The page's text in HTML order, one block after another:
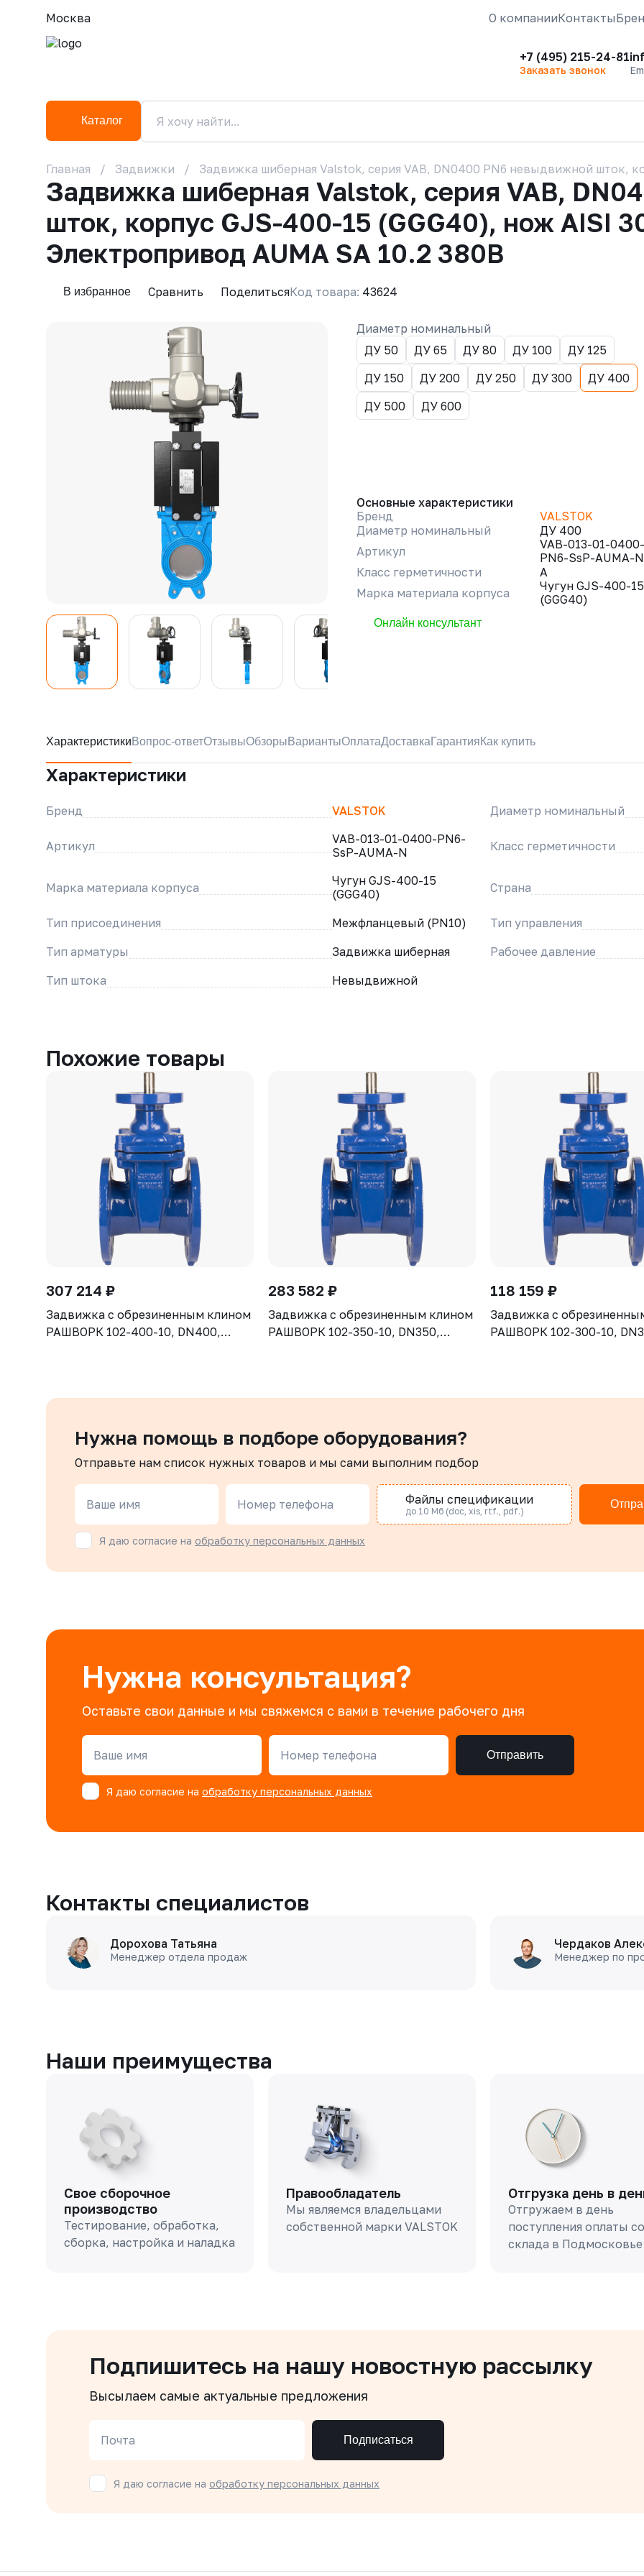
Москва О компанииКонтакты
+7 (495) 215-24-81
Заказать звонок
Каталог
Главная Задвижки Задвижка шиберная Valstok, серия VAB, DN0400 PN6 невыдвижной шток,
Задвижка шиберная Valstok, серия VAB,
шток, корпус GJS-400-15 (GGG40), нож AISI
Электропривод AUMA SA 10.2 380В
В избранное Сравнить ПоделитьсяКод товара: 43624
Диаметр номинальный
ДУ 50
ДУ 65 ДУ 80 ДУ 100
ДУ 125
ДУ 150
ДУ 200 ДУ 250 ДУ 300
ДУ 400
ДУ 500
ДУ 600
Основные характеристики
Бренд
VALSTOK
Диаметр номинальный
ДУ 400
Артикул
VAB-013-01-0400-
PN6-SsP-AUMA-N
Класс герметичности
A
Марка материала корпуса
Чугун GJS-400-15
(GGG40)
Онлайн консультант
Характеристики Вопрос-ответОтзывыОбзоры ВариантыОплатаДоставка Гарантия Как купить
Характеристики
Бренд VALSTOK Диаметр номинальный
Артикул
VAB-013-01-0400-PN6-
SsP-AUMA-N
Класс герметичности
Марка материала корпуса
Чугун GJS-400-15
(GGG40)
Страна
Тип присоединения Межфланцевый (PN10) Тип управления
Тип арматуры
Задвижка шиберная Рабочее давление
Тип штока
Невыдвижной
Похожие товары
307 214 ₽
Задвижка с обрезиненным клином
РАШВОРК 102-400-10, DN400,
283 582 ₽
Задвижка с обрезиненным клином
РАШВОРК 102-350-10, DN350,
118 159 ₽
Задвижка с
РАШВОРК 102-300-10,
Нужна помощь в подборе оборудования?
Отправьте нам список нужных товаров и мы сами выполним подбор
Ваше имя Номер телефона Файлы спецификации
до 10 Мб (doc, xis, rtf., pdf.)
Я даю согласие на обработку персональных данных
Нужна консультация?
Оставьте свои данные и мы свяжемся с вами в течение рабочего дня
Ваше имя Номер телефона Отправить
Я даю согласие на обработку персональных данных
Контакты специалистов
Дорохова Татьяна
Менеджер отдела продаж
Чердаков
Менеджер по
Наши преимущества
Свое сборочное
производство
Тестирование, обработка,
сборка, настройка и наладка
Правообладатель
Мы являемся владельцами
собственной марки VALSTOK
Отгрузка день в
Отгружаем в день
поступления оплаты со
склада в Подмосковье
Подпишитесь на нашу новостную рассылку
Высылаем самые актуальные предложения
Почта Подписаться
Я даю согласие на обработку персональных данных